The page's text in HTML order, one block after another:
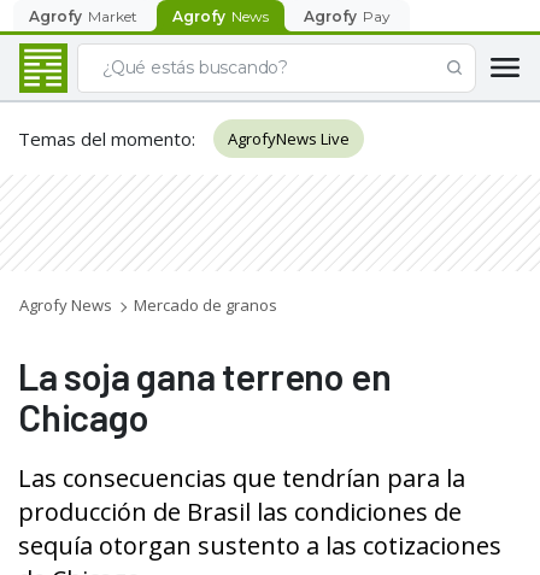
Agrofy Market Agrofy News Agrofy Pay
Temas del momento: AgrofyNews Live
Agrofy News Mercado de granos
La soja gana terreno en
Chicago
Las consecuencias que tendrían para la
producción de Brasil las condiciones de
sequía otorgan sustento a las cotizaciones